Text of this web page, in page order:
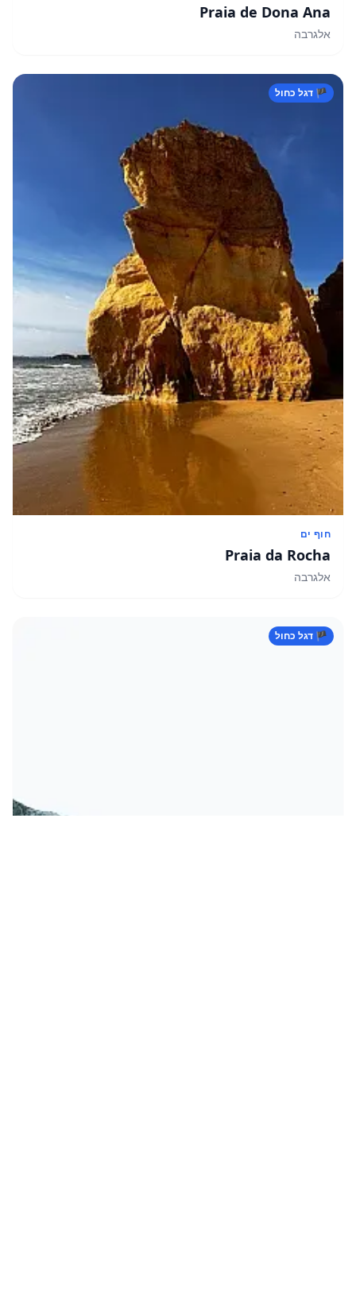
Praia de Dona Ana
אלגרבה
🏴 דגל כחול
חוף ים
Praia da Rocha
אלגרבה
🏴 דגל כחול